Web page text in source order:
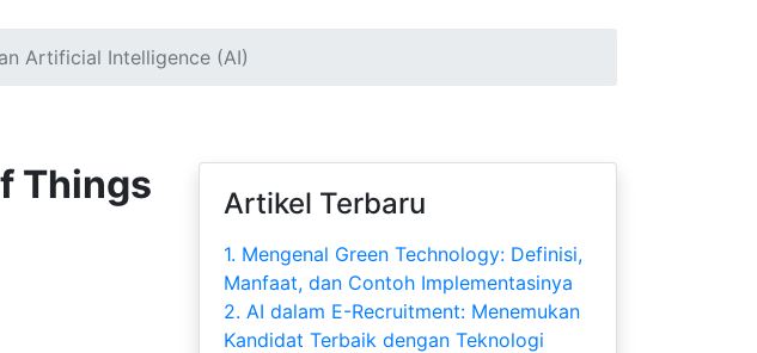
Artificial Intelligence (AI)
Things
Artikel Terbaru
1. Mengenal Green Technology: Definisi,
Manfaat, dan Contoh Implementasinya
2. AI dalam E-Recruitment: Menemukan
Kandidat Terbaik dengan Teknologi